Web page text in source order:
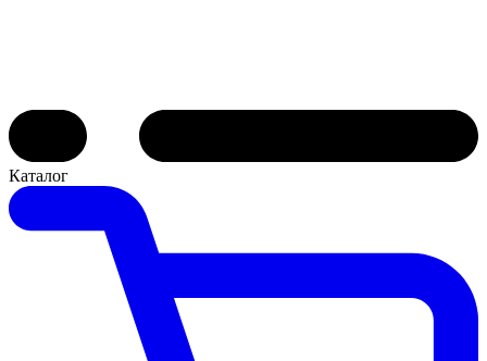
Каталог